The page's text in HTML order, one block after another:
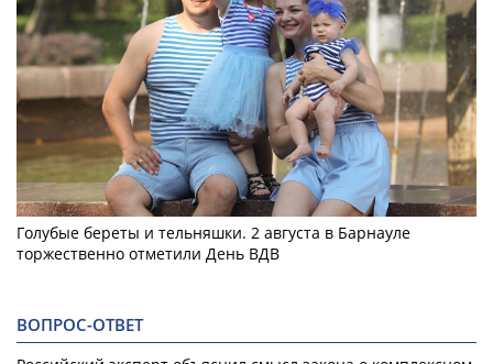
Голубые береты и тельняшки. 2 августа в Барнауле
торжественно отметили День ВДВ
ВОПРОС-ОТВЕТ